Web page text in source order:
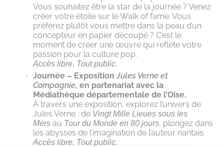
Vous souhaitez être la star de la journée ? Venez
créer votre étoile sur le Walk of fame. Vous
préférez plutôt vous mettre dans la peau d’un
concepteur en papier découpé ? C’est le
moment de créer une œuvre qui reflète votre
passion pour la culture pop.
Accès libre. Tout public.
Journée – ExpositionJules Verne et
Compagnie, en partenariat avec la
Médiathèque départementale de l’Oise.
À travers une exposition, explorez l’univers de
Jules Verne : de Vingt Mille Lieues sous les
Mers au Tour du Monde en 80 jours, plongez dans
les abysses de l’imagination de l’auteur nantais.
Accès libre. Tout public.